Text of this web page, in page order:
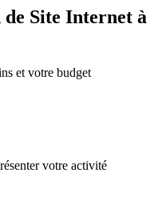
Site Internet à
et votre budget
votre activité